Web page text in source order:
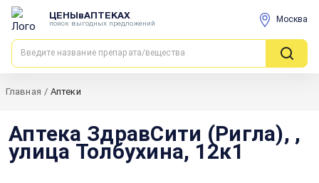
ЦЕНЫвАПТЕКАХ
поиск выгодных предложений Москва
Главная / Аптеки
Аптека ЗдравСити (Ригла), ,
улица Толбухина, 12к1